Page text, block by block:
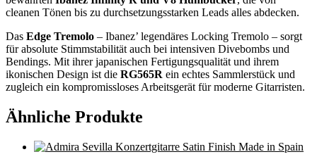
cleanen Tönen bis zu durchsetzungsstarken Leads alles abdecken.
Das Edge Tremolo – Ibanez’ legendäres Locking Tremolo – sorgt
für absolute Stimmstabilität auch bei intensiven Divebombs und
Bendings. Mit ihrer japanischen Fertigungsqualität und ihrem
ikonischen Design ist die RG565R ein echtes Sammlerstück und
zugleich ein kompromissloses Arbeitsgerät für moderne Gitarristen.
Ähnliche Produkte